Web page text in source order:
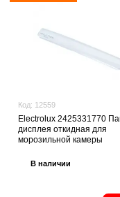
Код: 12559
Electrolux 2425331770
дисплея откидная для
морозильной камеры
В наличии